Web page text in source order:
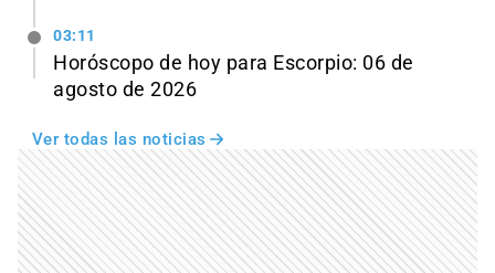
03:11
Horóscopo de hoy para Escorpio: 06 de
agosto de 2026
Ver todas las noticias